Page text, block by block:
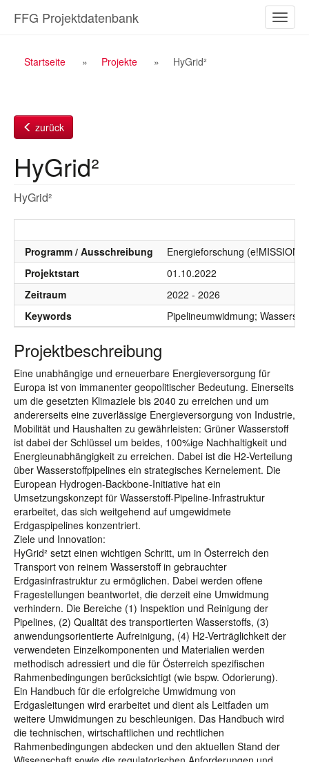
Inhalt
ein-/
FFG Projektdatenbank
Breadcrumb
Startseite Projekte HyGrid²
zurück
HyGrid²
HyGrid²
Programm / Ausschreibung
Energieforschung
Projektstart
01.10.2022
Zeitraum
2022 - 2026
Keywords
Pipelineumwidmung;
Projektbeschreibung
Eine unabhängige und erneuerbare Energieversorgung für
Europa ist von immanenter geopolitischer Bedeutung. Einerseits
um die gesetzten Klimaziele bis 2040 zu erreichen und um
andererseits eine zuverlässige Energieversorgung von Industrie,
Mobilität und Haushalten zu gewährleisten: Grüner Wasserstoff
ist dabei der Schlüssel um beides, 100%ige Nachhaltigkeit und
Energieunabhängigkeit zu erreichen. Dabei ist die H2-Verteilung
über Wasserstoffpipelines ein strategisches Kernelement. Die
European Hydrogen-Backbone-Initiative hat ein
Umsetzungskonzept für Wasserstoff-Pipeline-Infrastruktur
erarbeitet, das sich weitgehend auf umgewidmete
Erdgaspipelines konzentriert.
Ziele und Innovation:
HyGrid² setzt einen wichtigen Schritt, um in Österreich den
Transport von reinem Wasserstoff in gebrauchter
Erdgasinfrastruktur zu ermöglichen. Dabei werden offene
Fragestellungen beantwortet, die derzeit eine Umwidmung
verhindern. Die Bereiche (1) Inspektion und Reinigung der
Pipelines, (2) Qualität des transportierten Wasserstoffs, (3)
anwendungsorientierte Aufreinigung, (4) H2-Verträglichkeit der
verwendeten Einzelkomponenten und Materialien werden
methodisch adressiert und die für Österreich spezifischen
Rahmenbedingungen berücksichtigt (wie bspw. Odorierung).
Ein Handbuch für die erfolgreiche Umwidmung von
Erdgasleitungen wird erarbeitet und dient als Leitfaden um
weitere Umwidmungen zu beschleunigen. Das Handbuch wird
die technischen, wirtschaftlichen und rechtlichen
Rahmenbedingungen abdecken und den aktuellen Stand der